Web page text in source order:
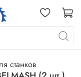
станков